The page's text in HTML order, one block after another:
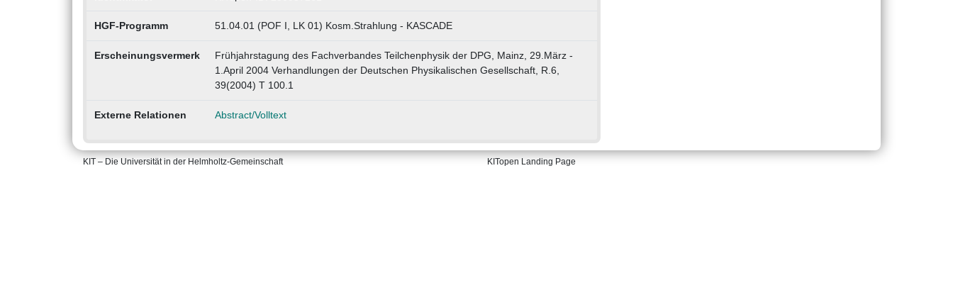
HGF-Programm 51.04.01 (POF I, LK 01) Kosm.Strahlung - KASCADE
Erscheinungsvermerk
Frühjahrstagung des Fachverbandes Teilchenphysik der DPG, Mainz, 29.März -
1.April 2004 Verhandlungen der Deutschen Physikalischen Gesellschaft, R.6,
39(2004) T 100.1
Externe Relationen Abstract/Volltext
KIT – Die Universität in der Helmholtz-Gemeinschaft KITopen Landing Page